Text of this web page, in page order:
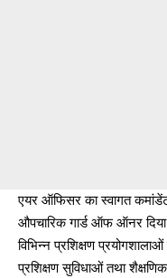
एयर ऑफिसर का स्वागत
औपचारिक गार्ड ऑफ ऑनर दिया
विभिन्न प्रशिक्षण
प्रशिक्षण सुविधाओं तथा